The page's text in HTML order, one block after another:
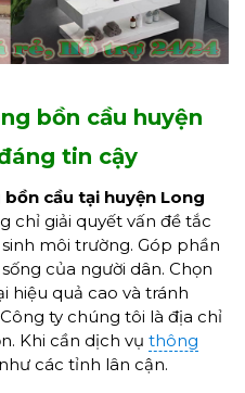
bồn cầu huyện
tin cậy
cầu tại huyện Long
chỉ giải quyết vấn đề tắc
môi trường. Góp phần
của người dân. Chọn
hiệu quả cao và tránh
ty chúng tôi là địa chỉ
Khi cần dịch vụ thông
các tỉnh lân cận.